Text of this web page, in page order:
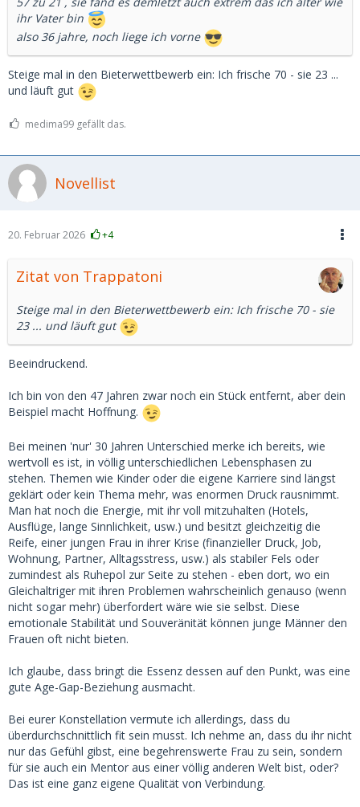
ihr Vater bin
also 36 jahre, noch liege ich vorne
Steige mal in den Bieterwettbewerb ein: Ich frische 70 - sie 23 ...
und läuft gut
medima99 gefällt das.
Novellist
20. Februar 2026 +4
Zitat von Trappatoni
Steige mal in den Bieterwettbewerb ein: Ich frische 70 - sie
23 ... und läuft gut
Beeindruckend.
Ich bin von den 47 Jahren zwar noch ein Stück entfernt, aber dein
Beispiel macht Hoffnung.
Bei meinen 'nur' 30 Jahren Unterschied merke ich bereits, wie
wertvoll es ist, in völlig unterschiedlichen Lebensphasen zu
stehen. Themen wie Kinder oder die eigene Karriere sind längst
geklärt oder kein Thema mehr, was enormen Druck rausnimmt.
Man hat noch die Energie, mit ihr voll mitzuhalten (Hotels,
Ausflüge, lange Sinnlichkeit, usw.) und besitzt gleichzeitig die
Reife, einer jungen Frau in ihrer Krise (finanzieller Druck, Job,
Wohnung, Partner, Alltagsstress, usw.) als stabiler Fels oder
zumindest als Ruhepol zur Seite zu stehen - eben dort, wo ein
Gleichaltriger mit ihren Problemen wahrscheinlich genauso (wenn
nicht sogar mehr) überfordert wäre wie sie selbst. Diese
emotionale Stabilität und Souveränität können junge Männer den
Frauen oft nicht bieten.
Ich glaube, dass bringt die Essenz dessen auf den Punkt, was eine
gute Age-Gap-Beziehung ausmacht.
Bei eurer Konstellation vermute ich allerdings, dass du
überdurchschnittlich fit sein musst. Ich nehme an, dass du ihr nicht
nur das Gefühl gibst, eine begehrenswerte Frau zu sein, sondern
für sie auch ein Mentor aus einer völlig anderen Welt bist, oder?
Das ist eine ganz eigene Qualität von Verbindung.